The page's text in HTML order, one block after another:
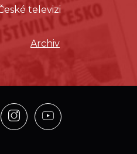
televizi
Archiv
Profil
na
Profil
na